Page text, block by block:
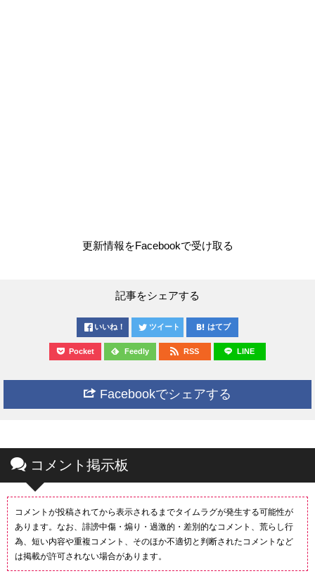
更新情報をFacebookで受け取る
記事をシェアする
いいね！ ツイート はてブ
Pocket Feedly RSS LINE
Facebookでシェアする
コメント掲示板
コメントが投稿されてから表示されるまでタイムラグが発生する可能性が
あります。なお、誹謗中傷・煽り・過激的・差別的なコメント、荒らし行
為、短い内容や重複コメント、そのほか不適切と判断されたコメントなど
は掲載が許可されない場合があります。